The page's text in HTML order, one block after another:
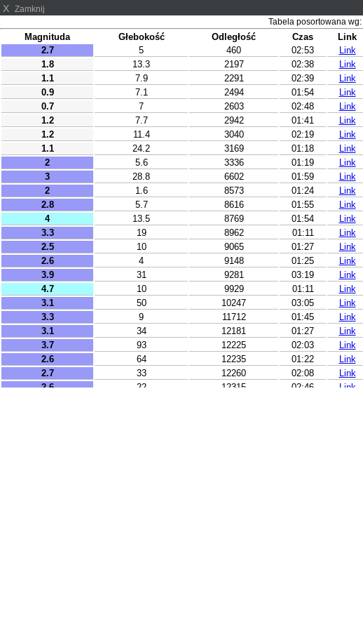
X Zamknij
Tabela posortowana wg:
Magnituda Głebokość Odległość Czas Link
2.7
5 460 02:53 Link
1.8
13.3 2197 02:38 Link
1.1
7.9 2291 02:39 Link
0.9
7.1 2494 01:54 Link
0.7
7 2603 02:48 Link
1.2
7.7 2942 01:41 Link
1.2
11.4 3040 02:19 Link
1.1
24.2 3169 01:18 Link
2
5.6 3336 01:19 Link
3
28.8 6602 01:59 Link
2
1.6 8573 01:24 Link
2.8
5.7 8616 01:55 Link
4
13.5 8769 01:54 Link
3.3
19 8962 01:11 Link
2.5
10 9065 01:27 Link
2.6
4 9148 01:25 Link
3.9
31 9281 03:19 Link
4.7
10 9929 01:11 Link
3.1
50 10247 03:05 Link
3.3
9 11712 01:45 Link
3.1
34 12181 01:27 Link
3.7
93 12225 02:03 Link
2.6
64 12235 01:22 Link
2.7
33 12260 02:08 Link
2.6
22 12315 02:46 Link